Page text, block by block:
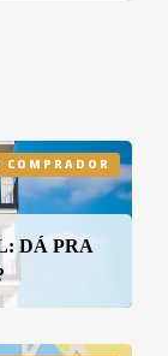
COMPRADOR
DÁ PRA